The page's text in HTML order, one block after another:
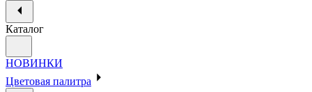
Каталог
НОВИНКИ
Цветовая палитра